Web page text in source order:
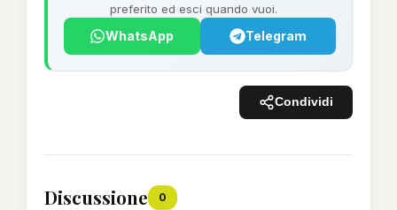
preferito ed esci quando vuoi.
WhatsApp Telegram
Condividi
Discussione 0